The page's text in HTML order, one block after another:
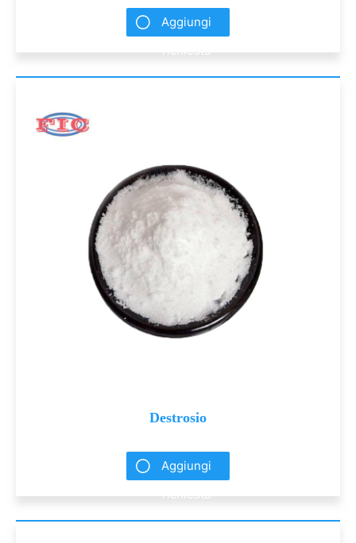
Aggiungi
richiesta
Destrosio
Aggiungi
richiesta